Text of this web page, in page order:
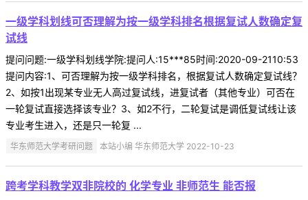
一级学科划线可否理解为按一级学科排名根据复试人数确定复
试线
提问问题:一级学科划线学院:提问人:15***85时间:2020-09-2110:53
提问内容:1、可否理解为按一级学科排名，根据复试人数确定复试线？
2、如按1出现某专业无人高过复试线，进复试者（其他专业）可否在
一轮复试直接选择该专业？3、如2不行，二轮复试是调低复试线让该
专业考生进入，还是只一轮复 ...
华东师范大学考研问题 本站小编 华东师范大学 2022-10-23
跨考学科教学双非院校的 化学专业 非师范生 能否报